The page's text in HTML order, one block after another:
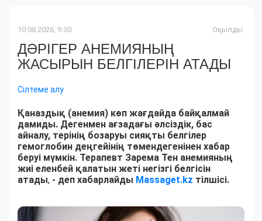
10.08.2026, 9:30 Оқылды:
ДӘРІГЕР АНЕМИЯНЫҢ
ЖАСЫРЫН БЕЛГІЛЕРІН АТАДЫ
Сілтеме алу
Қаназдық (анемия) көп жағдайда байқалмай
дамиды. Дегенмен ағзадағы әлсіздік, бас
айналу, терінің бозаруы сияқты белгілер
гемоглобин деңгейінің төмендегенінен хабар
беруі мүмкін. Терапевт Зарема Тен анемияның
жиі еленбей қалатын жеті негізгі белгісін
атады, - деп хабарлайды Massaget.kz тілшісі.